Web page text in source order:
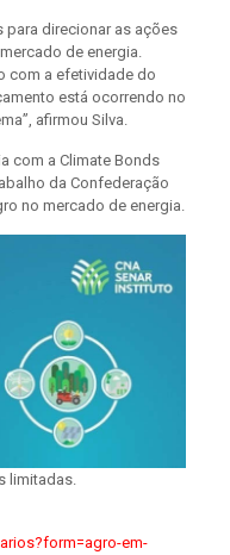
para direcionar as ações
de energia.
com a efetividade do
está ocorrendo no
afirmou Silva.
com a Climate Bonds
da Confederação
no mercado de energia.
limitadas.
em-